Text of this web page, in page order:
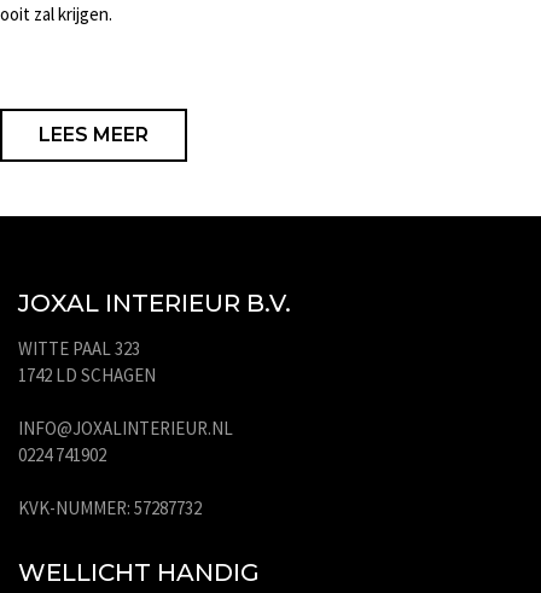
ooit zal krijgen.
LEES MEER
JOXAL INTERIEUR B.V.
WITTE PAAL 323
1742 LD SCHAGEN
INFO@JOXALINTERIEUR.NL
0224 741902
KVK-NUMMER: 57287732
WELLICHT HANDIG